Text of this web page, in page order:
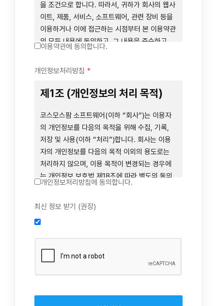
을 조건으로 합니다. 따라서, 귀하가 회사의 웹사
이트, 제품, 서비스, 소프트웨어, 관련 장비 등을
이용하거나 이에 접근하는 시점부터 본 이용약관
의 모든 내용에 동의하고, 그 내용을 준수하고,
귀하가 본 이용약관에 동의하지 않을 경우에는
련 장비 등을 이용하거나 이에 접근하는 행위를
즉시 중단하여야 합니다. 그러므로, 서비스 사용
전에 본 이용약관의 내용을 주의 깊게 읽으시기
바랍니다.
제1장 총칙
제1조 (목적)
웹사이트, 관련 소프트웨어 및 장비 등을 통하여
제공하는 "사이드톡" 서비스와 관련하여 회사와
사항을 규정함을 목적으로 합니다.
이용약관에 동의합니다.
개인정보처리방침 *
제1조 (개인정보의 처리 목적)
코스모스팜 소프트웨어(이하 “회사”)는 이용자
의 개인정보를 다음의 목적을 위해 수집, 기록,
저장 및 사용(이하 “처리”)합니다. 회사는 이용
자의 개인정보를 다음의 목적 이외의 용도로는
처리하지 않으며, 이용 목적이 변경되는 경우에
는 개인정보 보호법 제18조에 따라 별도의 동의
를 받는 등 법령상 필요한 조치를 이행합니다.
인 동의 진행, 이용자 및 법정대리인의 본인 확
인, 이용자 식별, 회원탈퇴 의사의 확인
2. 약관 위반 행위 등을 포함하여 서비스의 원활
한 운영에 지장을 주는 행위에 대한 방지 및 제
재, 계정도용 방지, 약관 개정 등의 고지사항 전
달, 분쟁조정을 위한 기록 보존, 민원처리 등 이
3. 서비스 이용기록과 접속 빈도 분석, 서비스 이
개인정보처리방침에 동의합니다.
최신 정보 받기 (권장)